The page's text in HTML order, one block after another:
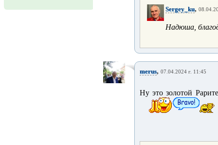
Sergey_ku,
Надюша,
merus, 07.04.2024 г. 11:45
Ну это золотой